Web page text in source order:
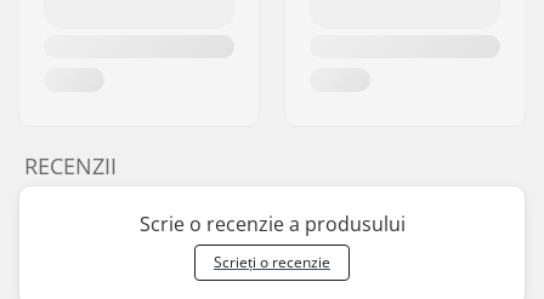
RECENZII
Scrie o recenzie a produsului
Scrieți o recenzie